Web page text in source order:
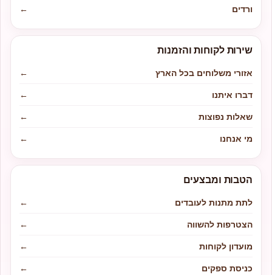
ורדים
←
שירות לקוחות והזמנות
אזורי משלוחים בכל הארץ
←
דברו איתנו
←
שאלות נפוצות
←
מי אנחנו
←
הטבות ומבצעים
לתת מתנות לעובדים
←
הצטרפות להשווה
←
מועדון לקוחות
←
כניסת ספקים
←